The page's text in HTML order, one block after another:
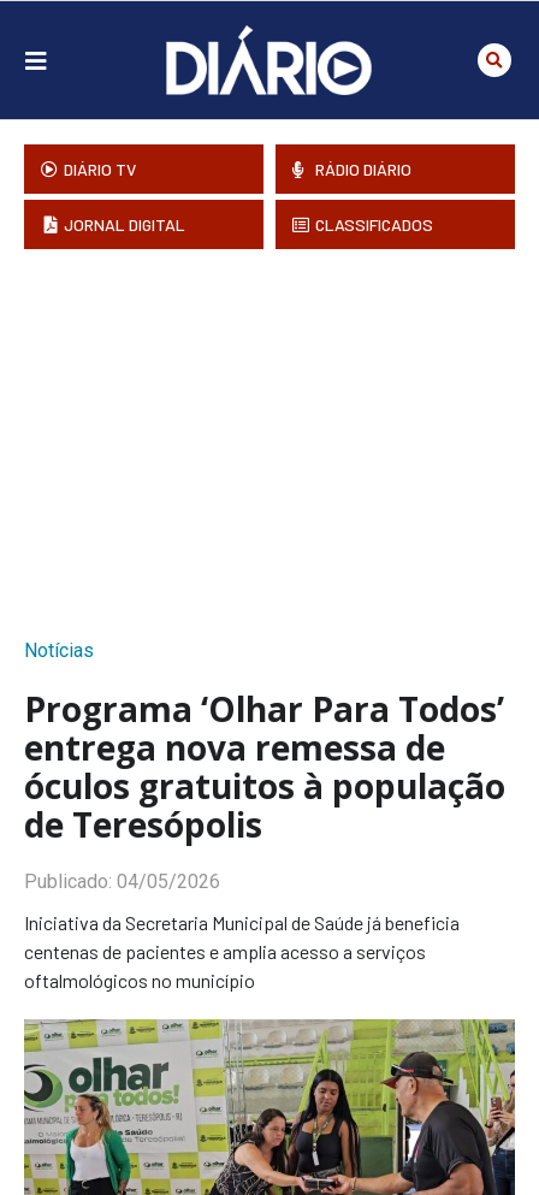
DIÁRIO TV RÁDIO DIÁRIO
JORNAL DIGITAL CLASSIFICADOS
Notícias
Programa ‘Olhar Para Todos’
entrega nova remessa de
óculos gratuitos à população
de Teresópolis
Publicado: 04/05/2026
Iniciativa da Secretaria Municipal de Saúde já beneficia
centenas de pacientes e amplia acesso a serviços
oftalmológicos no município